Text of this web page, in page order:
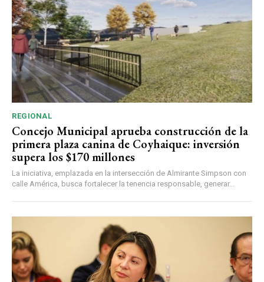
REGIONAL
Concejo Municipal aprueba construcción de la
primera plaza canina de Coyhaique: inversión
supera los $170 millones
La iniciativa, emplazada en la intersección de Almirante Simpson con
calle América, busca fortalecer la tenencia responsable, generar...